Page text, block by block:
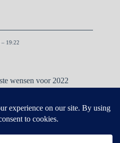
– 19:22
wensen voor 2022